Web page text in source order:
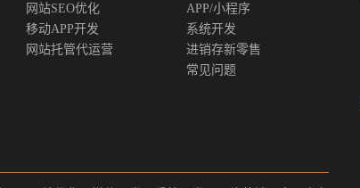
网站SEO优化
移动APP开发
网站托管代运营
APP/小程序
系统开发
进销存新零售
常见问题